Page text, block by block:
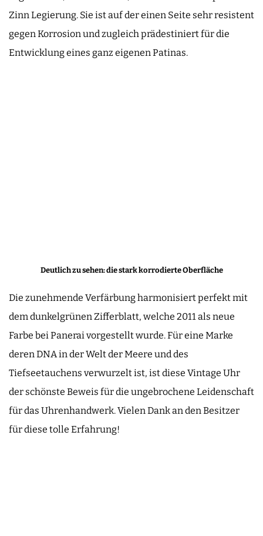
Zinn Legierung. Sie ist auf der einen Seite sehr resistent
gegen Korrosion und zugleich prädestiniert für die
Entwicklung eines ganz eigenen Patinas.
Deutlich zu sehen: die stark korrodierte Oberfläche
Die zunehmende Verfärbung harmonisiert perfekt mit
dem dunkelgrünen Zifferblatt, welche 2011 als neue
Farbe bei Panerai vorgestellt wurde. Für eine Marke
deren DNA in der Welt der Meere und des
Tiefseetauchens verwurzelt ist, ist diese Vintage Uhr
der schönste Beweis für die ungebrochene Leidenschaft
für das Uhrenhandwerk. Vielen Dank an den Besitzer
für diese tolle Erfahrung!